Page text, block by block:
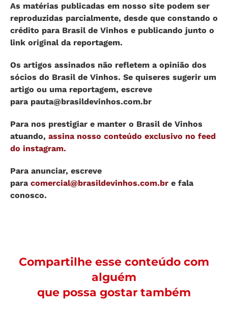
As matérias publicadas em nosso site podem ser
reproduzidas parcialmente, desde que constando o
crédito para Brasil de Vinhos e publicando junto o
link original da reportagem.
Os artigos assinados não refletem a opinião dos
sócios do Brasil de Vinhos. Se quiseres sugerir um
artigo ou uma reportagem, escreve
para pauta@brasildevinhos.com.br
Para nos prestigiar e manter o Brasil de Vinhos
atuando, assina nosso conteúdo exclusivo no feed
do instagram.
Para anunciar, escreve
para comercial@brasildevinhos.com.br e fala
conosco.
Compartilhe esse conteúdo com
alguém
que possa gostar também